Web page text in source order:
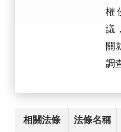
權
議
關
調
相關法條 法條名稱